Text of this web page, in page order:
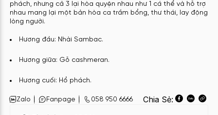
phách, nhưng cả 3 lại hòa quyện nhau như 1 cá thể và hỗ trợ
nhau mang lại một bản hòa ca trầm bổng, thư thái, lay động
lòng người.
Hương đầu: Nhài Sambac.
Hương giữa: Gỗ cashmeran.
Hương cuối: Hổ phách.
Zalo Fanpage 058 950 6666 Chia Sẻ: